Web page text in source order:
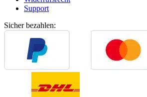
Support
Sicher bezahlen: